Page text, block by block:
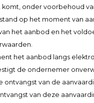
onder voorbehoud
op het moment van
het aanbod en het
het aanbod langs
de ondernemer
ontvangst van de
van deze